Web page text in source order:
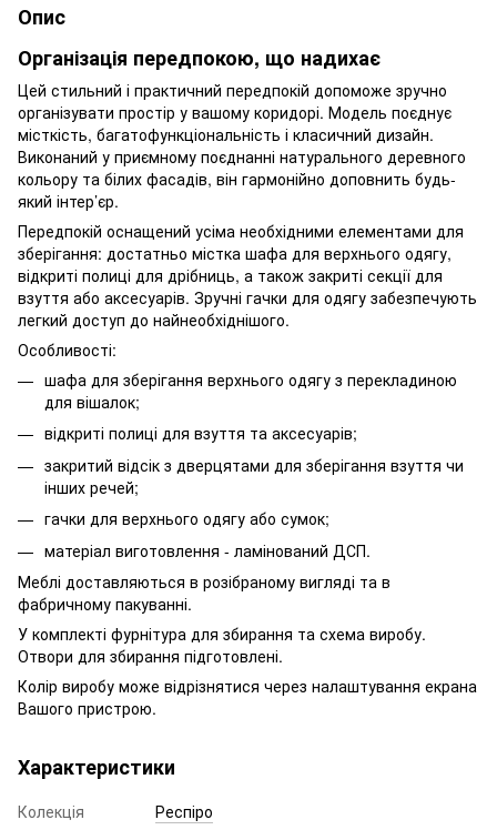
Опис
Організація передпокою, що надихає
Цей стильний і практичний передпокій допоможе зручно
організувати простір у вашому коридорі. Модель поєднує
місткість, багатофункціональність і класичний дизайн.
Виконаний у приємному поєднанні натурального деревного
кольору та білих фасадів, він гармонійно доповнить будь-
який інтер’єр.
Передпокій оснащений усіма необхідними елементами для
зберігання: достатньо містка шафа для верхнього одягу,
відкриті полиці для дрібниць, а також закриті секції для
взуття або аксесуарів. Зручні гачки для одягу забезпечують
легкий доступ до найнеобхіднішого.
Особливості:
шафа для зберігання верхнього одягу з перекладиною
для вішалок;
відкриті полиці для взуття та аксесуарів;
закритий відсік з дверцятами для зберігання взуття чи
інших речей;
гачки для верхнього одягу або сумок;
матеріал виготовлення - ламінований ДСП.
Меблі доставляються в розібраному вигляді та в
фабричному пакуванні.
У комплекті фурнітура для збирання та схема виробу.
Отвори для збирання підготовлені.
Колір виробу може відрізнятися через налаштування екрана
Вашого пристрою.
Характеристики
Колекція
Респіро